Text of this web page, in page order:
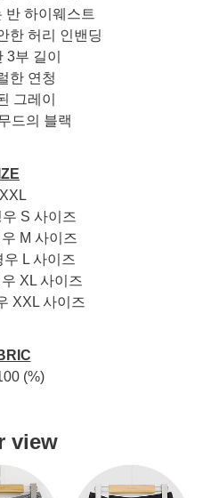
반 하이웨스트
한 허리 인밴딩
3부 길이
한 연청
그레이
드의 블랙
S 사이즈
M 사이즈
L 사이즈
XL 사이즈
XXL 사이즈
(%)
view